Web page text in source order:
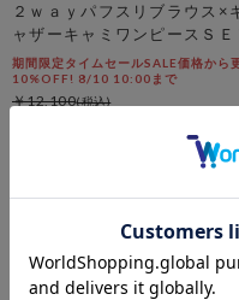
２ｗａｙパフスリブラウス×
ャザーキャミワンピースＳＥ
期間限定タイムセールSALE価格から
10%OFF! 8/10 10:00まで
￥12,100